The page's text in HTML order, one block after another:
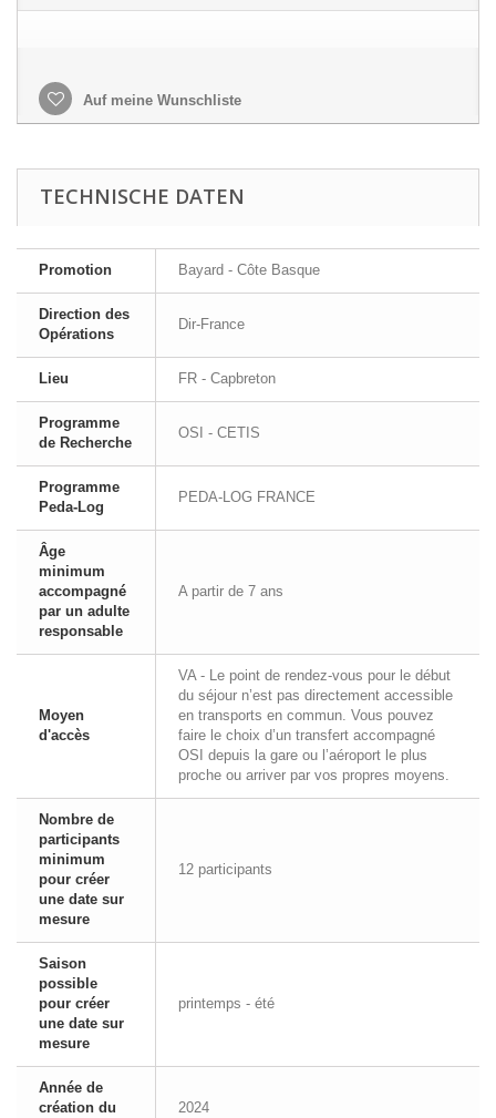
Auf meine Wunschliste
TECHNISCHE DATEN
Promotion Bayard - Côte Basque
Direction des
Opérations
Dir-France
Lieu FR - Capbreton
Programme
de Recherche
OSI - CETIS
Programme
Peda-Log
PEDA-LOG FRANCE
Âge
minimum
accompagné
par un adulte
responsable
A partir de 7 ans
Moyen
d'accès
VA - Le point de rendez-vous pour le début
du séjour n’est pas directement accessible
en transports en commun. Vous pouvez
faire le choix d’un transfert accompagné
OSI depuis la gare ou l’aéroport le plus
proche ou arriver par vos propres moyens.
Nombre de
participants
minimum
pour créer
une date sur
mesure
12 participants
Saison
possible
pour créer
une date sur
mesure
printemps - été
Année de
création du
2024